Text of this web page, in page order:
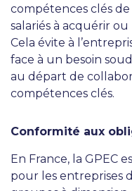
compétences clés
salariés à acquérir
Cela évite à
face à un besoin
au départ de
compétences clés.
Conformité aux
En France, la GPEC
pour les entreprises